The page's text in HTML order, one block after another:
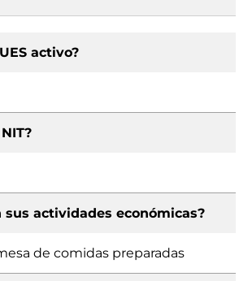
activo?
sus actividades económicas?
de comidas preparadas